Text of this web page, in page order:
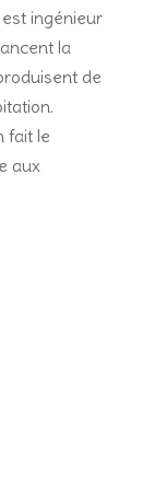
ingénieur
la
de
fait le
aux